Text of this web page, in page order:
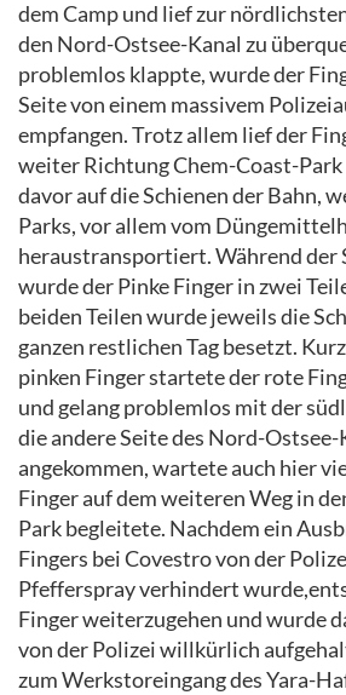
dem Camp und lief zur
den Nord-Ostsee-Kanal zu
problemlos klappte, wurde der
Seite von einem massivem
empfangen. Trotz allem lief der
weiter Richtung Chem-Coast-Park
davor auf die Schienen der Bahn,
Parks, vor allem vom
heraustransportiert. Während der
wurde der Pinke Finger in zwei
beiden Teilen wurde jeweils die
ganzen restlichen Tag besetzt.
pinken Finger startete der rote
und gelang problemlos mit der
die andere Seite des Nord-
angekommen, wartete auch hier
Finger auf dem weiteren Weg in
Park begleitete. Nachdem ein
Fingers bei Covestro von der
Pfefferspray verhindert
Finger weiterzugehen und wurde
von der Polizei willkürlich
zum Werkstoreingang des Yara-